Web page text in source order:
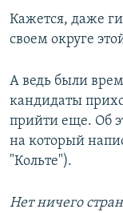
Кажется, даже
своем округе
А ведь были
кандидаты
прийти еще. Об
на который
"Кольте").
Нет ничего